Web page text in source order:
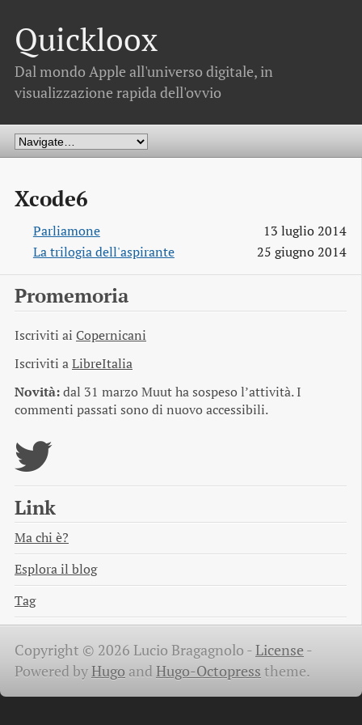
Quickloox
Dal mondo Apple all'universo digitale, in
visualizzazione rapida dell'ovvio
Xcode6
Parliamone
13 luglio 2014
La trilogia dell'aspirante
25 giugno 2014
Promemoria
Iscriviti ai Copernicani
Iscriviti aLibreItalia
Novità:dal 31 marzo Muut ha sospeso l’attività. I
commenti passati sono di nuovo accessibili.
Link
Ma chi è?
Esplora il blog
Tag
Copyright © 2026 Lucio Bragagnolo -License -
Powered byHugo and Hugo-Octopress theme.